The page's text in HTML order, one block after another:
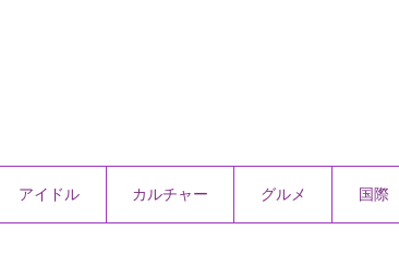
アイドル カルチャー グルメ 国際